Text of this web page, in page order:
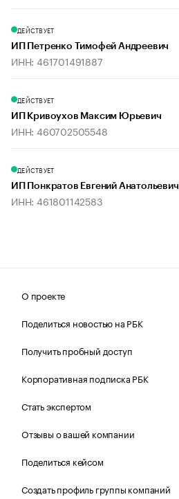
ДЕЙСТВУЕТ
ИП Петренко Тимофей Андреевич
ИНН: 461701491887
ДЕЙСТВУЕТ
ИП Кривоухов Максим Юрьевич
ИНН: 460702505548
ДЕЙСТВУЕТ
ИП Понкратов Евгений Анатольевич
ИНН: 461801142583
О проекте
Поделиться новостью на РБК
Получить пробный доступ
Корпоративная подписка РБК
Стать экспертом
Отзывы о вашей компании
Поделиться кейсом
Создать профиль группы компаний